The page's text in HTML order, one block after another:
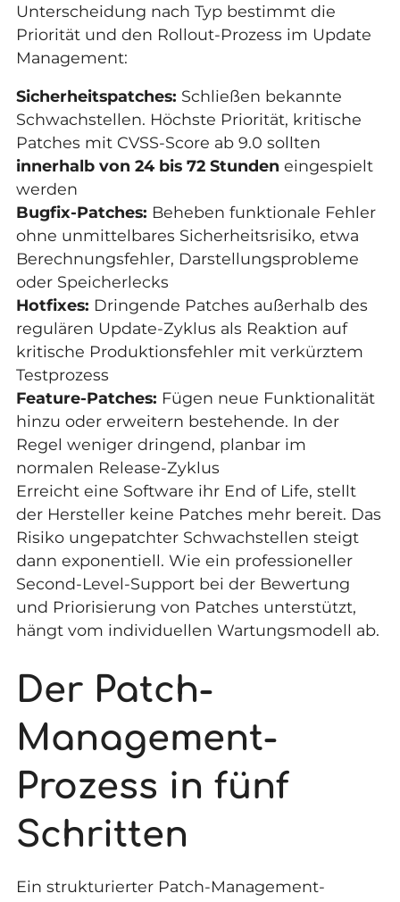
Unterscheidung nach Typ bestimmt die
Priorität und den Rollout-Prozess im Update
Management:
Sicherheitspatches: Schließen bekannte
Schwachstellen. Höchste Priorität, kritische
Patches mit CVSS-Score ab 9.0 sollten
innerhalb von 24 bis 72 Stunden eingespielt
werden
Bugfix-Patches: Beheben funktionale Fehler
ohne unmittelbares Sicherheitsrisiko, etwa
Berechnungsfehler, Darstellungsprobleme
oder Speicherlecks
Hotfixes: Dringende Patches außerhalb des
regulären Update-Zyklus als Reaktion auf
kritische Produktionsfehler mit verkürztem
Testprozess
Feature-Patches: Fügen neue Funktionalität
hinzu oder erweitern bestehende. In der
Regel weniger dringend, planbar im
normalen Release-Zyklus
Erreicht eine Software ihr End of Life, stellt
der Hersteller keine Patches mehr bereit. Das
Risiko ungepatchter Schwachstellen steigt
dann exponentiell. Wie ein professioneller
Second-Level-Supportbei der Bewertung
und Priorisierung von Patches unterstützt,
hängt vom individuellen Wartungsmodell ab.
Der Patch-
Management-
Prozess in fünf
Schritten
Ein strukturierter Patch-Management-